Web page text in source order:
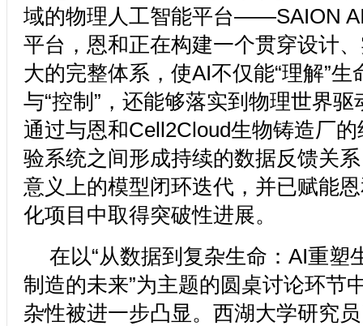
域的物理人工智能平台——SAION
平台，恩和正在构建一个贯穿设计
大的完整体系，使AI不仅能“理解”生
与“控制”，还能够落实到物理世界驱
通过与恩和Cell2Cloud生物铸造厂
验系统之间形成持续的数据反馈关
意义上的模型闭环迭代，并已赋能
化项目中取得突破性进展。
在以“从数据到复杂生命：AI重塑
制造的未来”为主题的圆桌讨论环节
杂性被进一步凸显。西湖大学研究